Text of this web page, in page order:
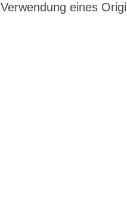
Verwendung eines